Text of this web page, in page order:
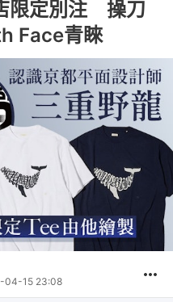
限定別注 操刀
Face青睞
04-15 23:08